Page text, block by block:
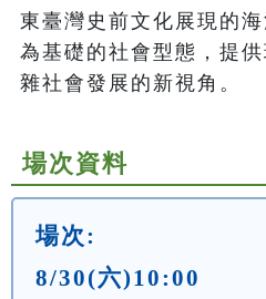
東臺灣史前文化展現的
為基礎的社會型態，提
雜社會發展的新視角。
場次資料
場次:
8/30(六)10:00